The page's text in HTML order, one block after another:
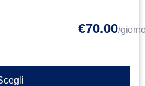
€70.00/